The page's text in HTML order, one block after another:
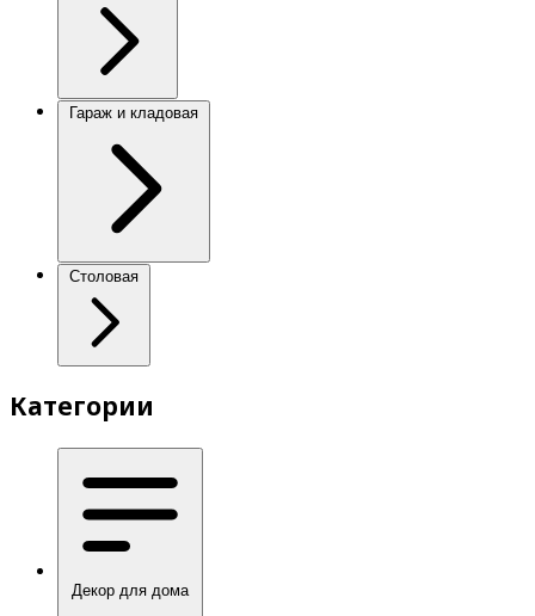
Гараж и кладовая
Столовая
Категории
Декор для дома